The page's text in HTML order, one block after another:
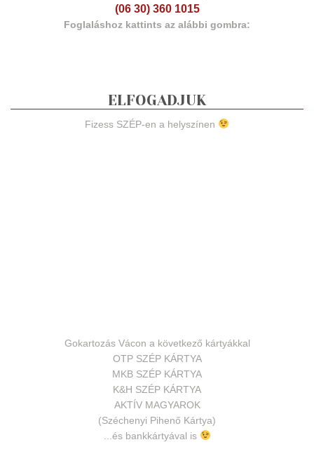
(06 30) 360 1015
Foglaláshoz kattints az alábbi gombra:
ELFOGADJUK
Fizess SZÉP-en a helyszínen
Gokartozás Vácon a következő kártyákkal
OTP SZÉP KÁRTYA
MKB SZÉP KÁRTYA
K&H SZÉP KÁRTYA
AKTÍV MAGYAROK
(Széchenyi Pihenő Kártya)
...és bankkártyával is